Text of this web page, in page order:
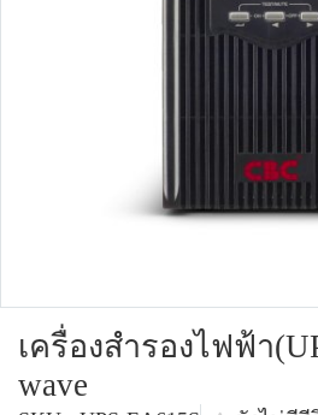
เครื่องสำรองไฟฟ้า
wave